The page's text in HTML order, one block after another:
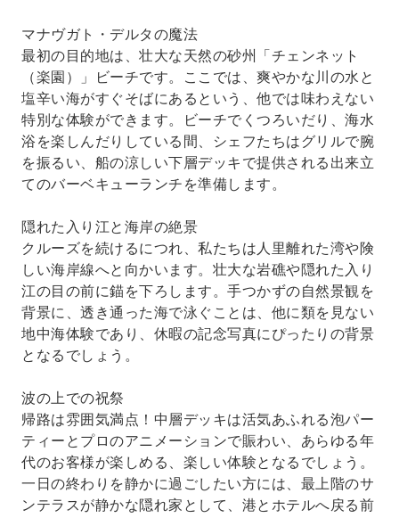
マナヴガト・デルタの魔法
最初の目的地は、壮大な天然の砂州「チェンネット
（楽園）」ビーチです。ここでは、爽やかな川の水と
塩辛い海がすぐそばにあるという、他では味わえない
特別な体験ができます。ビーチでくつろいだり、海水
浴を楽しんだりしている間、シェフたちはグリルで腕
を振るい、船の涼しい下層デッキで提供される出来立
てのバーベキューランチを準備します。
隠れた入り江と海岸の絶景
クルーズを続けるにつれ、私たちは人里離れた湾や険
しい海岸線へと向かいます。壮大な岩礁や隠れた入り
江の目の前に錨を下ろします。手つかずの自然景観を
背景に、透き通った海で泳ぐことは、他に類を見ない
地中海体験であり、休暇の記念写真にぴったりの背景
となるでしょう。
波の上での祝祭
帰路は雰囲気満点！中層デッキは活気あふれる泡パー
ティーとプロのアニメーションで賑わい、あらゆる年
代のお客様が楽しめる、楽しい体験となるでしょう。
一日の終わりを静かに過ごしたい方には、最上階のサ
ンテラスが静かな隠れ家として、港とホテルへ戻る前